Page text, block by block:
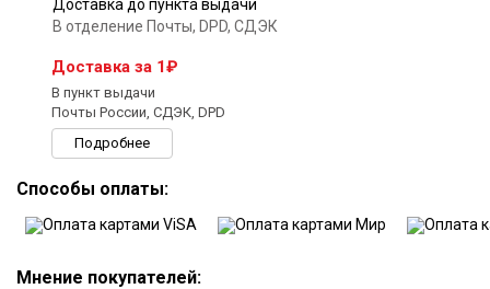
Доставка до пункта выдачи
В отделение Почты, DPD, СДЭК
Доставка за 1₽
В пункт выдачи
Почты России, СДЭК, DPD
Подробнее
Способы оплаты:
Мнение покупателей: